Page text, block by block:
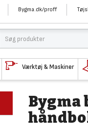
Bygma.dk/proff
Værktøj & Maskiner